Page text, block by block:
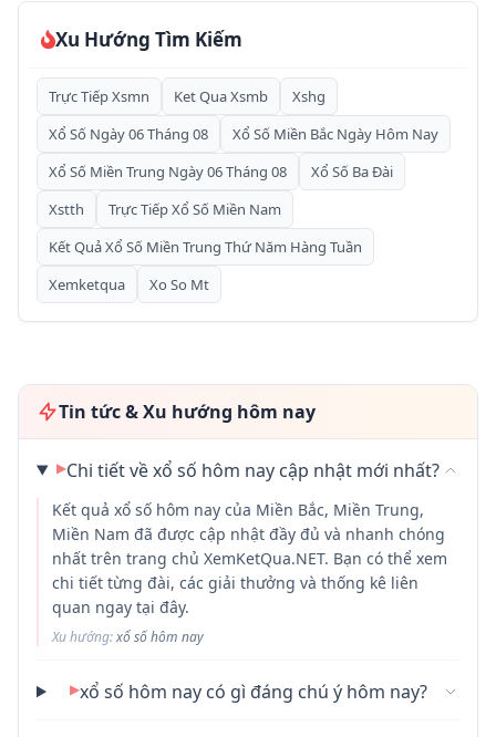
Xu Hướng Tìm Kiếm
Trực Tiếp Xsmn Ket Qua Xsmb
Xshg
Xổ Số Ngày 06 Tháng 08
Xổ Số Miền Bắc Ngày Hôm Nay
Xổ Số Miền Trung Ngày 06 Tháng 08
Xổ Số Ba Đài
Xstth
Trực Tiếp Xổ Số Miền Nam
Kết Quả Xổ Số Miền Trung Thứ Năm Hàng Tuần
Xemketqua
Xo So Mt
Tin tức & Xu hướng hôm nay
▶Chi tiết về xổ số hôm nay cập nhật mới nhất?
Kết quả xổ số hôm nay của Miền Bắc, Miền Trung,
Miền Nam đã được cập nhật đầy đủ và nhanh chóng
nhất trên trang chủ XemKetQua.NET. Bạn có thể xem
chi tiết từng đài, các giải thưởng và thống kê liên
quan ngay tại đây.
Xu hướng:xổ số hôm nay
▶xổ số hôm nay có gì đáng chú ý hôm nay?